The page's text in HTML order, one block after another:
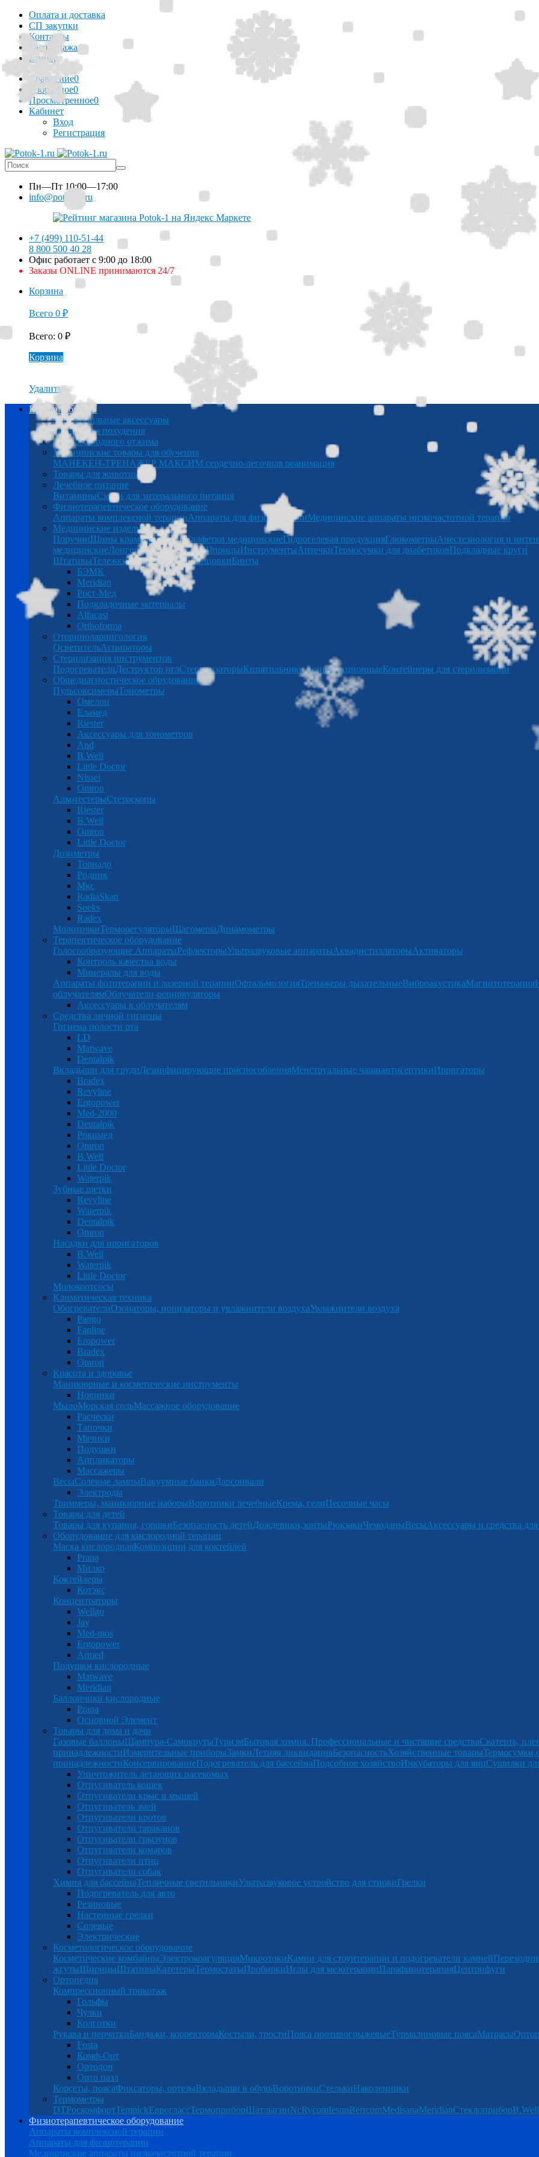
Оплата и доставка
СП закупки
Контакты
Распродажа
Баннер
Сравнение0
Избранное0
Просмотренное0
Кабинет
Вход
Регистрация
Пн—Пт 10:00—17:00
info@potok-1.ru
+7 (499) 110-51-44
8 800 500 40 28
Офис работает с 9:00 до 18:00
Заказы ONLINE принимаются 24/7
Корзина
Всего 0 ₽
Всего: 0 ₽
Корзина
Удалить
Каталог товаров
Автомобильные аксессуары
Товары для похудения
Масло холодного отжима
Медицинские товары для обучения
МАНЕКЕН-ТРЕНАЖЕР МАКСИМ сердечно-легочная реанимация
Товары для животных
Лечебное питание
ВитаминыСмеси для энтерального питания
Физиотерапевтическое оборудование
Аппараты комплексной терапииАппараты для физиотерапииМедицинские аппараты низкочастотной терапии
Медицинские изделия
ПоручниШины крамераБерушиСалфетки медицинскиеГидрогелевая продукцияГлюкометрыАнестезиология и
медицинскиеЛонгетыХалатыБинтыШприцыИнструментыАптечкиТермосумки для диабетиковПодкладные круги
ШтативыТележкиТаблетницыСпринцовкиБинты
БЭМК
Meridian
Рост-Мед
Подкладочные материалы
Alfacast
Orthoforma
Оториноларингология
ОсветительАспираторы
Стерилизация инструментов
ПодогревателиДеструктор иглСтерилизаторыКипятильники дезинфекционныеКонтейнеры для стерилизации
Общедиагностическое обрудование
ПульсоксимерыТонометры
Омелон
Еламед
Riester
Аксессуары для тонометров
And
B.Well
Little Doctor
Nissei
Omron
АлкотестерыСтетоскопы
Riester
B.Well
Omron
Little Doctor
Дозиметры
Торнадо
Родник
Мкс
RadiaSkan
Soeks
Radex
МолоточкиТерморегуляторыШагомерыДинамометры
Терапевтическое оборудование
Голосообразующие АппаратыРефлекторыУльтразвуковые аппаратыАквадистилляторыАктиваторы
Контроль качества воды
Минералы для воды
Аппараты фототерапии и лазерной терапииОфтальмологияТренажеры дыхательныеВиброакустикаМагнитотерапия
облучателямОблучатели-рециркуляторы
Аксессуары к облучателям
Средства личной гигиены
Гигиена полости рта
LD
Matwave
Dentalpik
Вкладыши для грудиДезинфицирующие приспособленияМенструальные чашиантисептикиИрригаторы
Bradex
Revyline
Ergopower
Med-2000
Dentalpik
Рокимед
Omron
B.Well
Little Doctor
Waterpik
Зубные щетки
Revyline
Waterpik
Dentalpik
Omron
Насадки для ирригаторов
B.Well
Waterpik
Little Doctor
Молокоотсосы
Климатическая техника
ОбогревателиОзонаторы, ионизаторы и увлажнители воздухаУвлажнители воздуха
Pango
Fanline
Eropower
Bradex
Omron
Красота и здоровье
Маникюрные и косметические инструменты
Новинки
МылоМорская сольМассажное оборудование
Расчески
Тапочки
Мячики
Подушки
Аппликаторы
Массажеры
ВесыСолевые лампыВакуумные банкиДарсонвали
Электроды
Триммеры, маникюрные наборыВоротники лечебныеКрема, гелиПесочные часы
Товары для детей
Товары для купания, горшкиБезопасность детейДождевики,зонтыРюкзакиЧемоданыВесыАксессуары и средства
Оборудование для кислородной терапии
Маска кислороднаяКомпозиции для коктейлей
Prana
Милко
Коктейлеры
Котэкс
Концентраторы
Wellgo
Jay
Med-mos
Ergopower
Armed
Подушки кислородные
Matwave
Meridian
Баллончики кислородные
Prana
Основной Элемент
Товары для дома и дачи
Газовые баллоныШампура-СамокрутыТуризмБытовая химия. Профессиональные и чистящие средстваСкатерть,
принадлежностиИзмерительные приборыЗамкиЛетняя ликвидацияБезопасностьХозяйственные товары
принадлежностиКонсервированиеПодогреватель для бассейнаПодсобное хозяйствоИнкубаторы для яицСушилки
Уничтожитель летающих насекомых
Отпугиватель кошек
Отпугиватели крыс и мышей
Отпугиватель змей
Отпугиватели кротов
Отпугиватели тараканов
Отпугиватели грызунов
Отпугиватели комаров
Отпугиватели птиц
Отпугиватели собак
Химия для бассейнаТепличные светильникиУльтразвуковое устройство для стиркиГрелки
Подогреватель для авто
Резиновые
Настенные грелки
Солевые
Электрические
Косметологическое оборудование
Косметические комбайныЭлектрокоагуляцияМикротокиКамни для стоунтерапии и подогреватели камней
жгутыШприцыШтативыКатетерыТермостатыПробиркиИглы для мезотерапииПарафинотерапияЦентрифуги
Ортопедия
Компрессионный трикотаж
Гольфы
Чулки
Колготки
Рукава и перчаткиБандажи, корректорыКостыли, тростиПояса противогрыжевыеТурмалиновые поясаМатрасы
Fosta
Комф-Орт
Ортодон
Орто пазл
Корсеты, поясаФиксаторы, ортезыВкладыши в обувьВоротникиСтелькиНаколенники
Термометры
DTРоскомфортTempickЕвроглассТермоприборШатлыгинNcRycomIesunBerrcomMedisanaMeridianСтеклоприборB.Well
Физиотерапевтическое оборудование
Аппараты комплексной терапии
Аппараты для физиотерапии
Медицинские аппараты низкочастотной терапии